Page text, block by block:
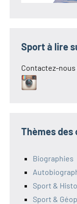
Sport à lire
Contactez-
Thèmes des
Biographies
Sport &
Sport &